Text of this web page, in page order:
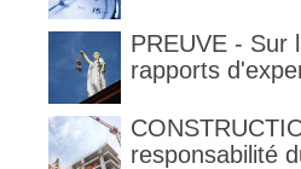
PREUVE - Sur
rapports
responsabilité